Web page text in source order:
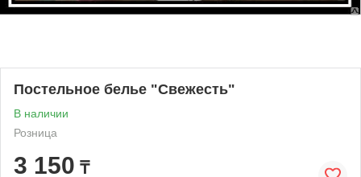
Постельное белье "Свежесть"
В наличии
Розница
3 150 ₸